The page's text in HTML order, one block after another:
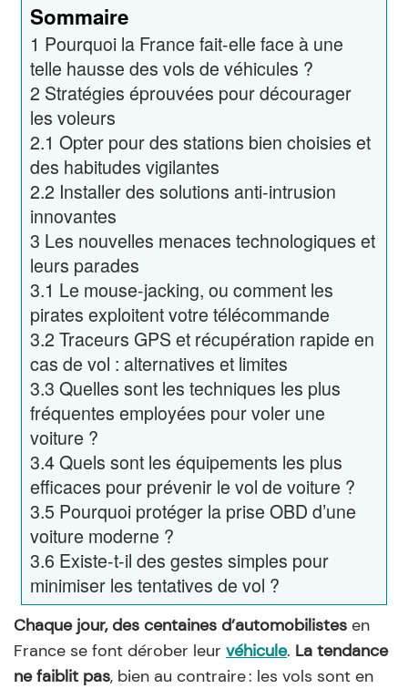
Sommaire
1 Pourquoi la France fait-elle face à une
telle hausse des vols de véhicules ?
2 Stratégies éprouvées pour décourager
les voleurs
2.1 Opter pour des stations bien choisies et
des habitudes vigilantes
2.2 Installer des solutions anti-intrusion
innovantes
3 Les nouvelles menaces technologiques et
leurs parades
3.1 Le mouse-jacking, ou comment les
pirates exploitent votre télécommande
3.2 Traceurs GPS et récupération rapide en
cas de vol : alternatives et limites
3.3 Quelles sont les techniques les plus
fréquentes employées pour voler une
voiture ?
3.4Quels sont les équipements les plus
efficaces pour prévenir le vol de voiture ?
3.5 Pourquoi protéger la prise OBD d’une
voiture moderne ?
3.6 Existe-t-il des gestes simples pour
minimiser les tentatives de vol ?
Chaque jour, des centaines d’automobilistes en
France se font dérober leur véhicule. La tendance
ne faiblit pas, bien au contraire : les vols sont en